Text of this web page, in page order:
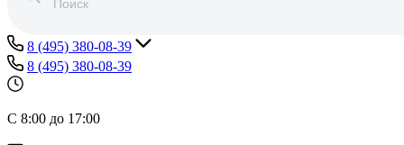
8 (495) 380-08-39
8 (495) 380-08-39
С 8:00 до 17:00